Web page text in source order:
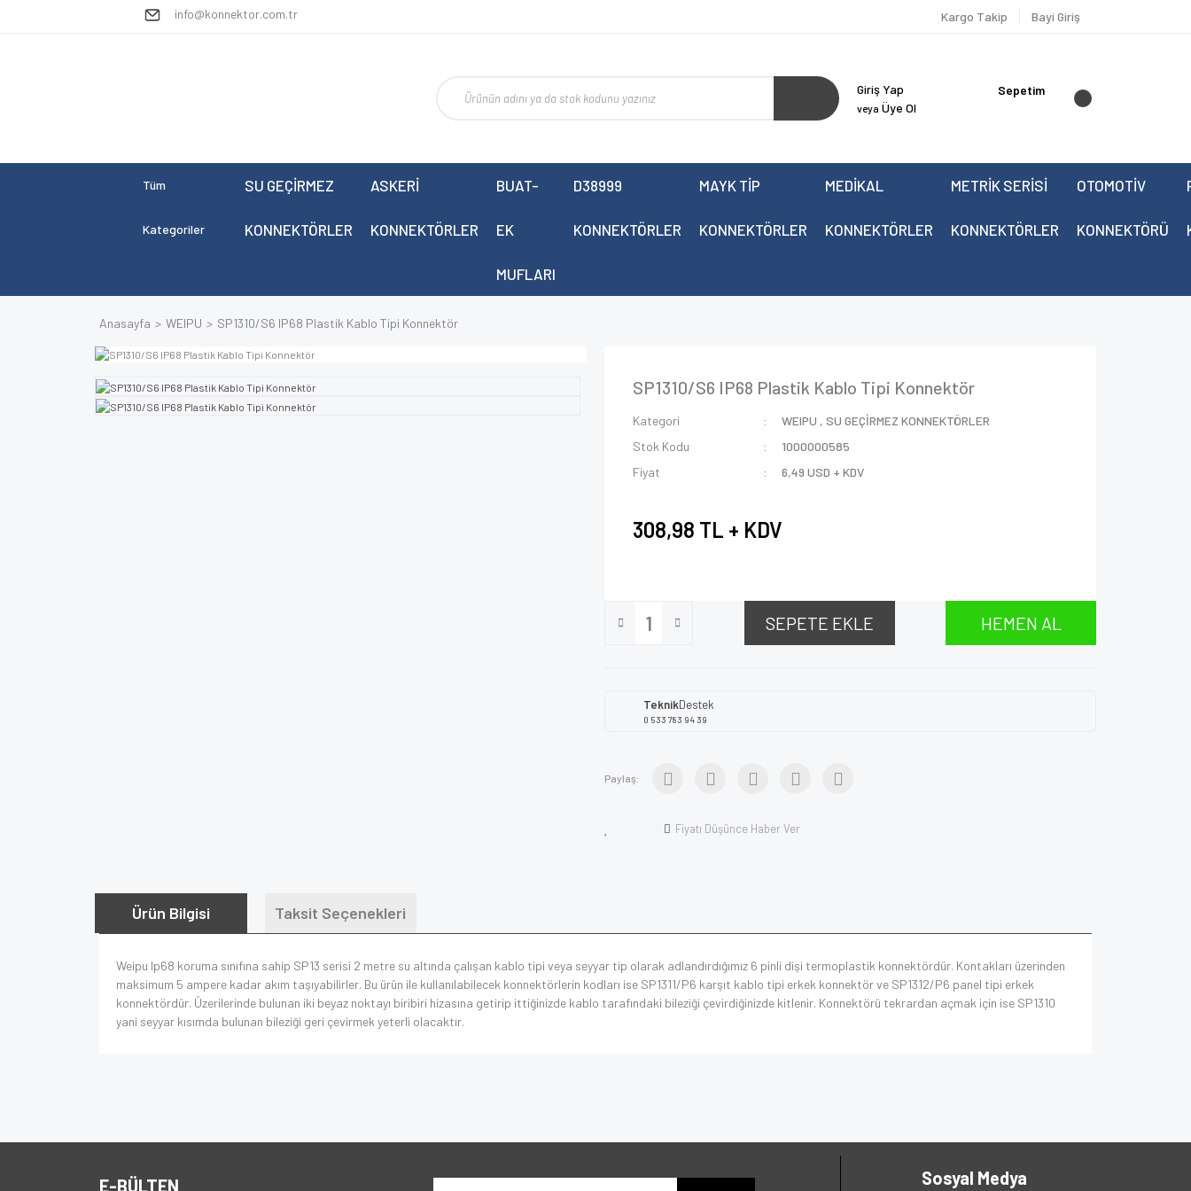
info@konnektor.com.tr Kargo Takip Bayi Giriş
Giriş Yap
veya Üye Ol
Sepetim
Tüm
Kategoriler
SU GEÇİRMEZ
KONNEKTÖRLER
ASKERİ
KONNEKTÖRLER
BUAT-
EK
MUFLARI
D38999
KONNEKTÖRLER
MAYK TİP
KONNEKTÖRLER
MEDİKAL
KONNEKTÖRLER
METRİK SERİSİ
KONNEKTÖRLER
OTOMOTİV
KONNEKTÖRÜ
Anasayfa WEIPU SP1310/S6 IP68 Plastik Kablo Tipi Konnektör
SP1310/S6 IP68 Plastik Kablo Tipi Konnektör
Kategori WEIPU ,SU GEÇİRMEZ KONNEKTÖRLER
Stok Kodu
1000000585
Fiyat
6,49 USD + KDV
308,98 TL + KDV
SEPETE EKLE HEMEN AL
TeknikDestek
0 533 783 94 39
Paylaş:
Fiyatı Düşünce Haber Ver
Ürün Bilgisi Taksit Seçenekleri
Weipu Ip68 koruma sınıfına sahip SP13 serisi 2 metre su altında çalışan kablo tipi veya seyyar tip olarak adlandırdığımız 6 pinli dişi termoplastik konnektördür. Kontakları üzerinden
maksimum 5 ampere kadar akım taşıyabilirler. Bu ürün ile kullanılabilecek konnektörlerin kodları ise SP1311/P6 karşıt kablo tipi erkek konnektör ve SP1312/P6 panel tipi erkek
konnektördür. Üzerilerinde bulunan iki beyaz noktayı biribiri hizasına getirip ittiğinizde kablo tarafındaki bileziği çevirdiğinizde kitlenir. Konnektörü tekrardan açmak için ise SP1310
yani seyyar kısımda bulunan bileziği geri çevirmek yeterli olacaktır.
E-BÜLTEN Sosyal Medya